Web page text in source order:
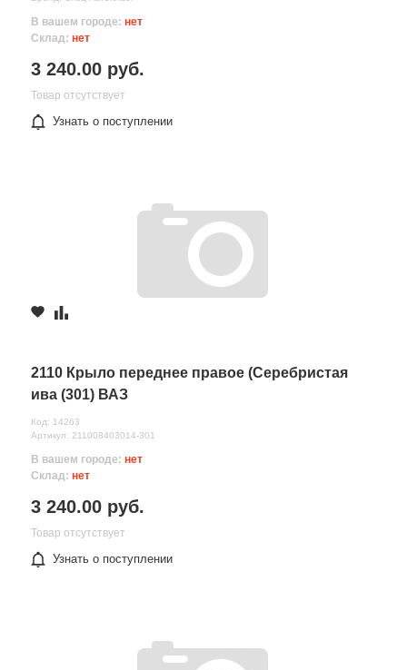
В вашем городе: нет
Склад: нет
3 240.00 руб.
Товар отсутствует
Узнать о поступлении
2110 Крыло переднее правое (Серебристая
ива (301) ВАЗ
Код: 14263
Артикул: 211008403014-301
В вашем городе: нет
Склад: нет
3 240.00 руб.
Товар отсутствует
Узнать о поступлении